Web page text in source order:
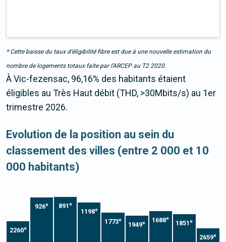
* Cette baisse du taux d’éligibilité fibre est due à une nouvelle estimation du
nombre de logements totaux faite par l’ARCEP au T2 2020.
À Vic-fezensac, 96,16% des habitants étaient
éligibles au Très Haut débit (THD, >30Mbits/s) au 1er
trimestre 2026.
Evolution de la position au sein du
classement des villes (entre 2 000 et 10
000 habitants)
2260e
926e 891e
1198e
1773e
1949e 1688e
1851e
2659e